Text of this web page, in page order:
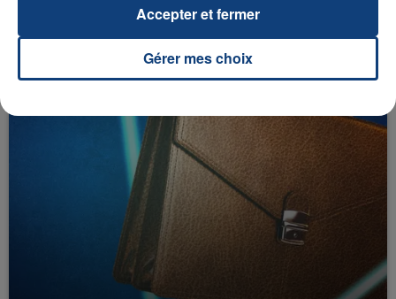
Gérer mes choix
Accepter et fermer